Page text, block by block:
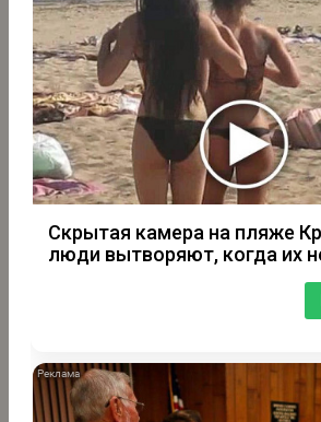
Скрытая камера на пляже
люди вытворяют, когда их